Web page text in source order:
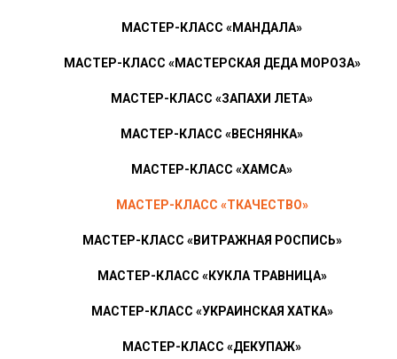
МАСТЕР-КЛАСС «МАНДАЛА»
МАСТЕР-КЛАСС «МАСТЕРСКАЯ ДЕДА МОРОЗА»
МАСТЕР-КЛАСС «ЗАПАХИ ЛЕТА»
МАСТЕР-КЛАСС «ВЕСНЯНКА»
МАСТЕР-КЛАСС «ХАМСА»
МАСТЕР-КЛАСС «ТКАЧЕСТВО»
МАСТЕР-КЛАСС «ВИТРАЖНАЯ РОСПИСЬ»
МАСТЕР-КЛАСС «КУКЛА ТРАВНИЦА»
МАСТЕР-КЛАСС «УКРАИНСКАЯ ХАТКА»
МАСТЕР-КЛАСС «ДЕКУПАЖ»